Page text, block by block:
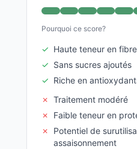
Pourquoi ce score?
✓ Haute teneur en
✓ Sans sucres ajoutés
✓ Riche en
✗ Traitement modéré
✗
Faible teneur en
✗
Potentiel de
assaisonnement